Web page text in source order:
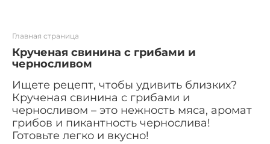
Главная страница
Крученая свинина с грибами и
черносливом
Ищете рецепт, чтобы удивить близких?
Крученая свинина с грибами и
черносливом – это нежность мяса, аромат
грибов и пикантность чернослива!
Готовьте легко и вкусно!